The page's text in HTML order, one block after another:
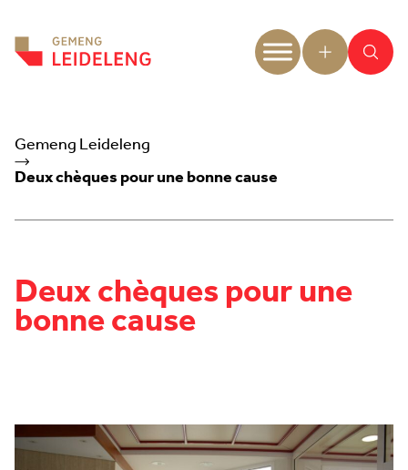
Gemeng Leideleng
Deux chèques pour une bonne cause
Deux chèques pour une
bonne cause